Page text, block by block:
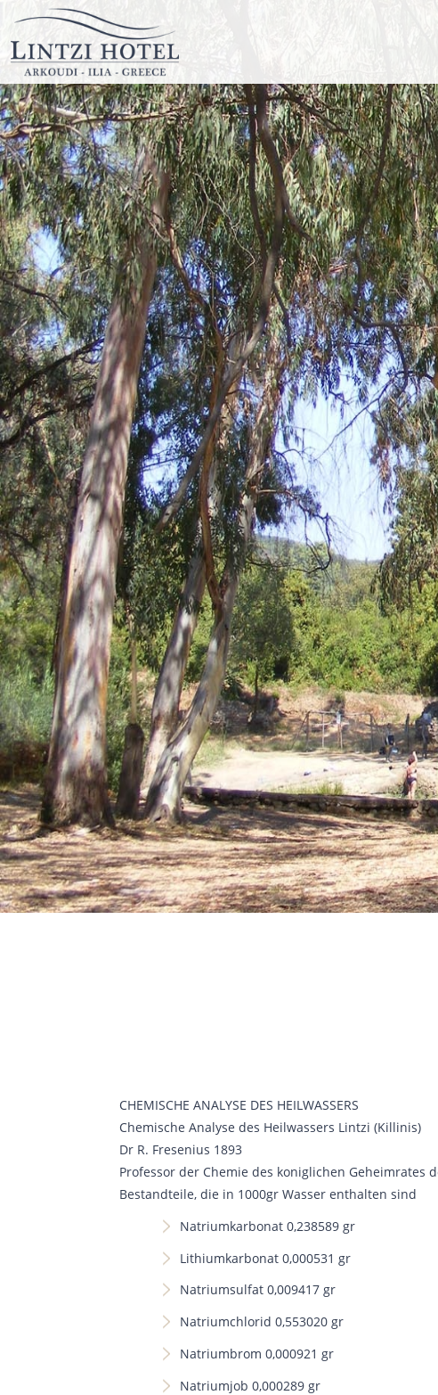
CHEMISCHE ANALYSE DES HEILWASSERS
Chemische Analyse des Heilwassers Lintzi (Killinis)
Dr R. Fresenius 1893
Professor der Chemie des koniglichen Geheimrates
Bestandteile, die in 1000gr Wasser enthalten sind
Natriumkarbonat 0,238589 gr
Lithiumkarbonat 0,000531 gr
Natriumsulfat 0,009417 gr
Natriumchlorid 0,553020 gr
Natriumbrom 0,000921 gr
Natriumjob 0,000289 gr